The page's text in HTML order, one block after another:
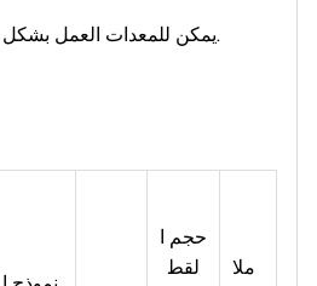
6 ، يمكن للمعدات العمل بشكل مستمر لفترة طويلة.
حجم ا
لقط
ملا